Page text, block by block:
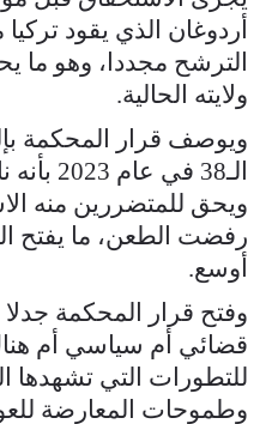
الترشح مجددا، وهو ما
ولايته الحالية.
ويوصف قرار المحكمة
الـ38
ويحق للمتضررين منه
رفضت الطعن، ما يفتح
أوسع.
وفتح قرار المحكمة
قضائي أم سياسي أم
للتطورات التي تشهدها
وطموحات المعارضة